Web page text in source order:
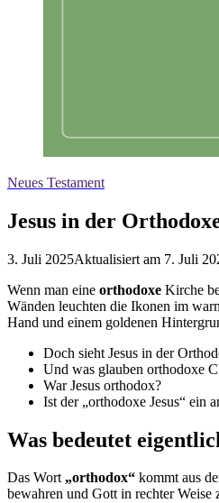
Neues Testament
Jesus in der
3. Juli 2025Aktualisiert am 7. Juli
Wenn man eine orthodoxe Kirche
Wänden leuchten die Ikonen im
Hand und einem goldenen
Doch sieht Jesus in der
Und was glauben orthodoxe
War Jesus orthodox?
Ist der „orthodoxe Jesus“ ein
Was bedeutet
Das Wort „orthodox“ kommt aus
bewahren und Gott in rechter Weise